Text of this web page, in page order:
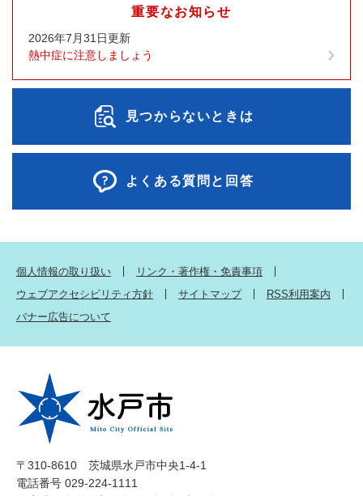
重要なお知らせ
2026年7月31日更新
熱中症に注意しましょう
見つからないときは
よくある質問と回答
個人情報の取り扱い
リンク・著作権・免責事項
ウェブアクセシビリティ方針
サイトマップ
RSS利用案内
バナー広告について
〒310-8610 茨城県水戸市中央1-4-1
電話番号 029-224-1111